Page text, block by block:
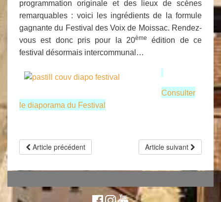
programmation originale et des lieux de scènes
remarquables : voici les ingrédients de la formule
gagnante du Festival des Voix de Moissac. Rendez-
vous est donc pris pour la 20ème
édition de ce
festival désormais intercommunal…
Consulter
le diaporama du Festival
Article précédent Article suivant